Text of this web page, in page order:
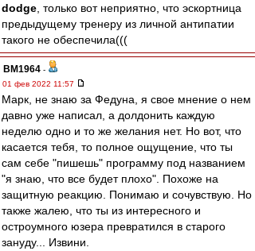
dodge , только вот неприятно, что эскортница
предыдущему тренеру из личной антипатии
такого не обеспечила(((
BM1964 -
01 фев 2022 11:57
Марк, не знаю за Федуна, я свое мнение о нем
давно уже написал, а долдонить каждую
неделю одно и то же желания нет. Но вот, что
касается тебя, то полное ощущение, что ты
сам себе "пишешь" программу под названием
"я знаю, что все будет плохо". Похоже на
защитную реакцию. Понимаю и сочувствую. Но
также жалею, что ты из интересного и
остроумного юзера превратился в старого
зануду... Извини.